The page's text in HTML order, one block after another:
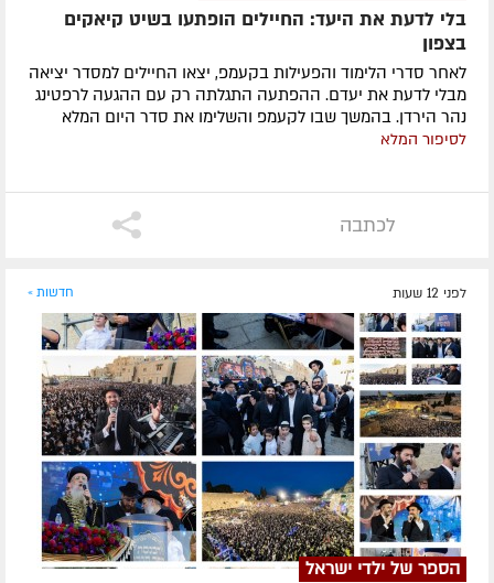
בלי לדעת את היעד: החיילים הופתעו בשיט קיאקים
בצפון
לאחר סדרי הלימוד והפעילות בקעמפ, יצאו החיילים למסדר יציאה
מבלי לדעת את יעדם. ההפתעה התגלתה רק עם ההגעה לרפטינג
נהר הירדן. בהמשך שבו לקעמפ והשלימו את סדר היום המלא
לסיפור המלא
לכתבה
לפני 12 שעות חדשות »
הספר של ילדי ישראל